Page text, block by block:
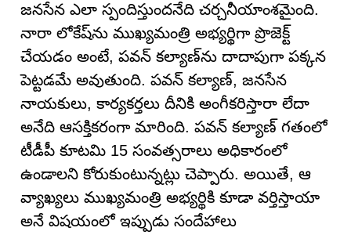
జనసేన ఎలా స్పందిస్తుందనేది చర్చనీయాంశమైంది.
నారా లోకేష్‌ను ముఖ్యమంత్రి అభ్యర్థిగా ప్రొజెక్ట్
చేయడం అంటే, పవన్ కల్యాణ్‌ను దాదాపుగా పక్కన
పెట్టడమే అవుతుంది. పవన్ కల్యాణ్, జనసేన
నాయకులు, కార్యకర్తలు దీనికి అంగీకరిస్తారా లేదా
అనేది ఆసక్తికరంగా మారింది. పవన్ కల్యాణ్ గతంలో
టీడీపీ కూటమి 15 సంవత్సరాలు అధికారంలో
ఉండాలని కోరుకుంటున్నట్లు చెప్పారు. అయితే, ఆ
వ్యాఖ్యలు ముఖ్యమంత్రి అభ్యర్థికి కూడా వర్తిస్తాయా
అనే విషయంలో ఇప్పుడు సందేహాలు